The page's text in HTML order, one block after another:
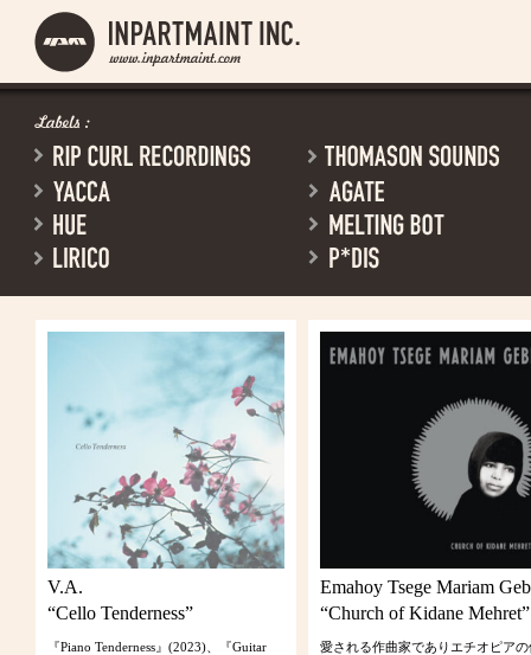
V.A.
“Cello Tenderness”
『Piano Tenderness』(2023)、『Guitar
Emahoy Tsege Mariam
“Church of Kidane Mehret”
愛される作曲家でありエチオピアの